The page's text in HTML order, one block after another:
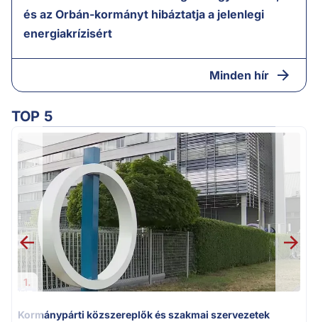
és az Orbán-kormányt hibáztatja a jelenlegi
energiakrízisért
Minden hír
TOP 5
1.
Kormánypárti közszereplők és szakmai szervezetek